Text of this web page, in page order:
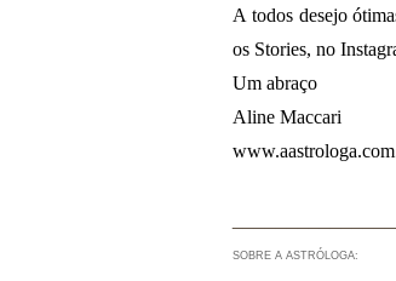
A todos desejo
os Stories, no
Um abraço
Aline Maccari
SOBRE A ASTRÓLOGA: